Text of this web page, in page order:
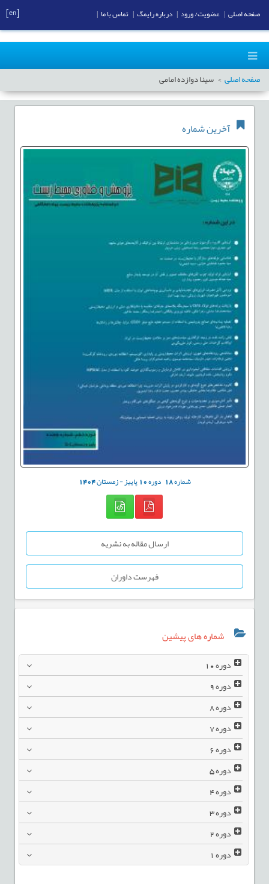
صفحه اصلی سینا دوازده امامی
آخرین شماره
شماره18 دوره10پاییز - زمستان1404
ارسال مقاله به نشریه
فهرست داوران
شماره های پیشین
دوره10
دوره9
دوره8
دوره7
دوره6
دوره5
دوره4
دوره3
دوره2
دوره1
صفحه اصلی عضویت/ ورود درباره رایمگ تماس با ما